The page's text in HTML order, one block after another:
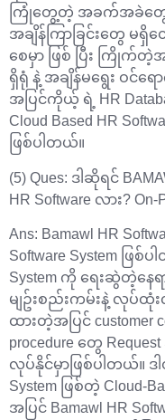
ကြုံတွေ့တဲ့ အခက်အခဲတွေ၊
အချိန်ကြာခြင်းတွေ မရှိတ
စေမှာ ဖြစ် ပြီး ကြိုက်
ရှိရုံ နဲ့ အချိန်မရွေး ဝင်ရ
အပြင်ကိုယ့် ရဲ့ HR
Cloud Based HR
ဖြစ်ပါတယ်။
(5) Ques: ဒါဆိုရင်
HR Software လား? On-
Ans: Bamawl HR
Software System ဖြစ်
System ကို ရေးဆွဲတဲ့နေရ
မျဥ်းစည်းကမ်းနဲ့ လုပ်ထုံ
ထားတဲ့အပြင် customer
procedure တွေ
လုပ်နိုင်မှာဖြစ်ပါတယ်။ ဒ
System ဖြစ်တဲ့ Cloud-
အပြင် Bamawl HR